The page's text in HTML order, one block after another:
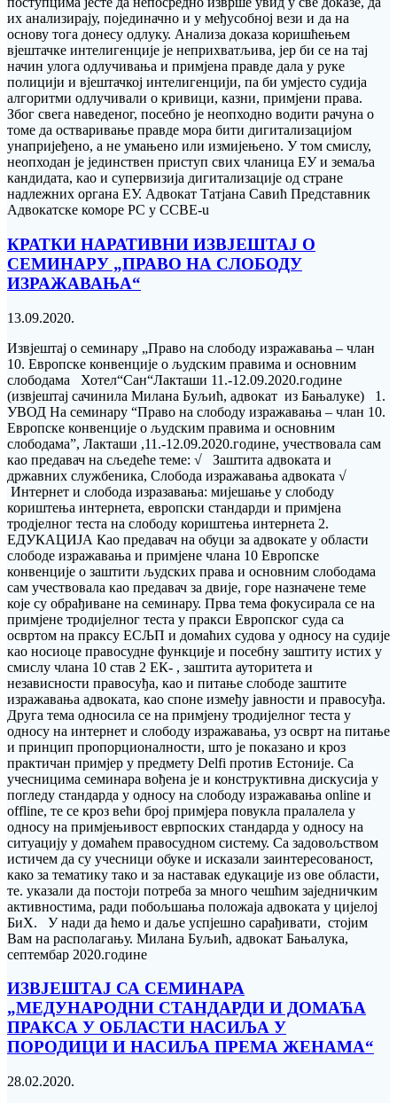
их анализирају, појединачно и у међусобној вези и да на
основу тога донесу одлуку. Анализа доказа коришћењем
вјештачке интелигенције је неприхватљива, јер би се на тај
начин улога одлучивања и примјена правде дала у руке
полицији и вјештачкој интелигенцији, па би умјесто судија
алгоритми одлучивали о кривици, казни, примјени права.
Због свега наведеног, посебно је неопходно водити рачуна о
томе да остваривање правде мора бити дигитализацијом
унапријеђено, а не умањено или измијењено. У том смислу,
неопходан је јединствен приступ свих чланица ЕУ и земаља
кандидата, као и супервизија дигитализације од стране
надлежних органа ЕУ. Адвокат Татјана Савић Представник
Адвокатске коморе РС у CCBE-u
КРАТКИ НАРАТИВНИ ИЗВЈЕШТАЈ О
СЕМИНАРУ „ПРАВО НА СЛОБОДУ
ИЗРАЖАВАЊА“
13.09.2020.
Извјештај о семинару „Право на слободу изражавања – члан
10. Европске конвенције о људским правима и основним
слободама Хотел“Сан“Лакташи 11.-12.09.2020.године
(извјештај сачинила Милана Буљић, адвокат из Бањалуке) 1.
УВОД На семинару “Право на слободу изражавања – члан 10.
Европске конвенције о људским правима и основним
слободама”, Лакташи ,11.-12.09.2020.године, учествовала сам
као предавач на сљедеће теме: √ Заштита адвоката и
државних службеника, Слобода изражавања адвоката √
Интернет и слобода изразавања: мијешање у слободу
кориштења интернета, европски стандарди и примјена
тродјелног теста на слободу кориштења интернета 2.
ЕДУКАЦИЈА Као предавач на обуци за адвокате у области
слободе изражавања и примјене члана 10 Европске
конвенције о заштити људских права и основним слободама
сам учествовала као предавач за двије, горе назначене теме
које су обрађиване на семинару. Прва тема фокусирала се на
примјене тродијелног теста у пракси Европског суда са
освртом на праксу ЕСЉП и домаћих судова у односу на судије
као носиоце правосудне функције и посебну заштиту истих у
смислу члана 10 став 2 ЕК- , заштита ауторитета и
независности правосуђа, као и питање слободе заштите
изражавања адвоката, као споне између јавности и правосуђа.
Друга тема односила се на примјену тродијелног теста у
односу на интернет и слободу изражавања, уз осврт на питање
и принцип пропорционалности, што је показано и кроз
практичан примјер у предмету Delfi против Естоније. Са
учесницима семинара вођена је и конструктивна дискусија у
погледу стандарда у односу на слободу изражавања online и
offline, те се кроз већи број примјера повукла пралалела у
односу на примјењивост еврпоских стандарда у односу на
ситуацију у домаћем правосудном систему. Са задовољством
истичем да су учесници обуке и исказали заинтересованост,
како за тематику тако и за наставак едукације из ове области,
те. указали да постоји потреба за много чешћим заједничким
активностима, ради побољшања положаја адвоката у цијелој
БиХ. У нади да ћемо и даље успјешно сарађивати, стојим
Вам на располагању. Милана Буљић, адвокат Бањалука,
септембар 2020.године
ИЗВЈЕШТАЈ СА СЕМИНАРА
„МЕДУНАРОДНИ СТАНДАРДИ И ДОМАЋА
ПРАКСА У ОБЛАСТИ НАСИЉА У
ПОРОДИЦИ И НАСИЉА ПРЕМА ЖЕНАМА“
28.02.2020.